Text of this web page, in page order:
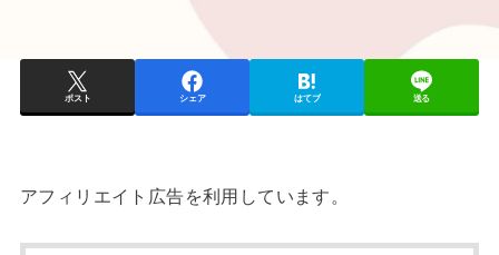
ポスト シェア はてブ 送る
アフィリエイト広告を利用しています。